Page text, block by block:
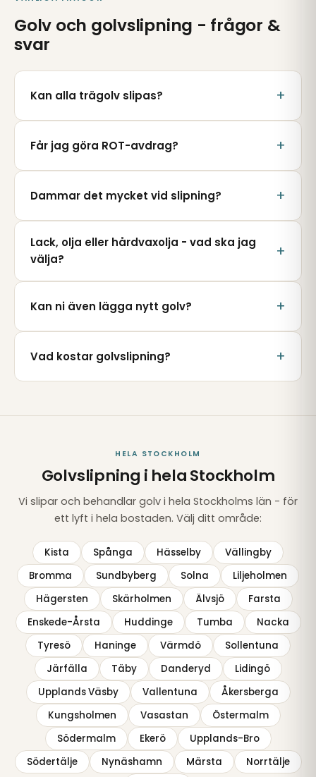
Golv och golvslipning - frågor &
svar
Kan alla trägolv slipas?
Får jag göra ROT-avdrag?
Dammar det mycket vid slipning?
Lack, olja eller hårdvaxolja - vad ska jag
välja?
Kan ni även lägga nytt golv?
Vad kostar golvslipning?
HELA STOCKHOLM
Golvslipning i hela Stockholm
Vi slipar och behandlar golv i hela Stockholms län - för
ett lyft i hela bostaden. Välj ditt område:
Kista Spånga Hässelby
Vällingby
Bromma
Sundbyberg Solna
Liljeholmen
Hägersten
Skärholmen Älvsjö
Farsta
Enskede-Årsta
Huddinge Tumba
Nacka
Tyresö
Haninge Värmdö
Sollentuna
Järfälla
Täby Danderyd
Lidingö
Upplands Väsby
Vallentuna
Åkersberga
Kungsholmen
Vasastan
Östermalm
Södermalm
Ekerö
Upplands-Bro
Södertälje
Nynäshamn Märsta
Norrtälje